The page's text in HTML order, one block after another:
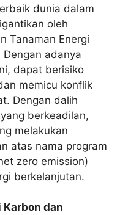
dunia dalam
oleh
Tanaman Energi
adanya
dapat berisiko
memicu konflik
Dengan dalih
berkeadilan,
melakukan
atas nama program
zero emission)
berkelanjutan.
Karbon dan